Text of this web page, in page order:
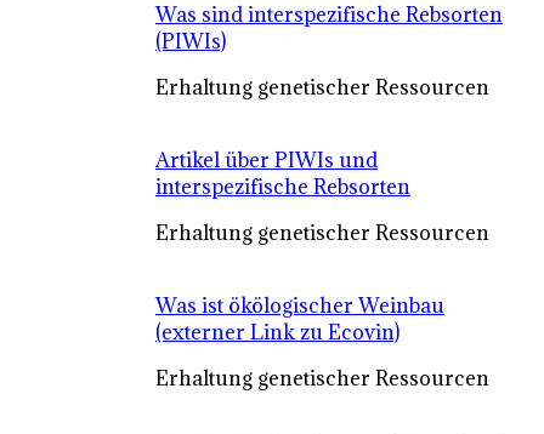
Was sind interspezifische Rebsorten
(PIWIs)
Erhaltung genetischer Ressourcen
Artikel über PIWIs und
interspezifische Rebsorten
Erhaltung genetischer Ressourcen
Was ist ökölogischer Weinbau
(externer Link zu Ecovin)
Erhaltung genetischer Ressourcen